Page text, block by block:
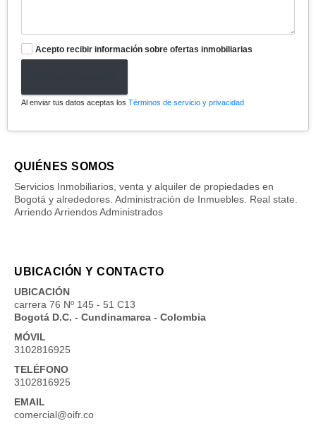
Acepto recibir información sobre ofertas inmobiliarias
Al enviar tus datos aceptas los Términos de servicio y privacidad
QUIÉNES SOMOS
Servicios Inmobiliarios, venta y alquiler de propiedades en
Bogotá y alrededores. Administración de Inmuebles. Real state.
Arriendo Arriendos Administrados
UBICACIÓN Y CONTACTO
UBICACIÓN
carrera 76 Nº 145 - 51 C13
Bogotá D.C. - Cundinamarca - Colombia
MÓVIL
3102816925
TELÉFONO
3102816925
EMAIL
comercial@oifr.co